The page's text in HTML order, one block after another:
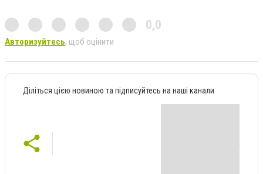
0,0
Авторизуйтесь, щоб оцінити
Діліться цією новиною та підписуйтесь на наші канали